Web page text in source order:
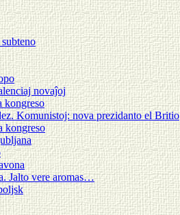
novaĵoj
kongreso
Komunistoj: nova prezidanto el Britio
kongreso
Jalto vere aromas…